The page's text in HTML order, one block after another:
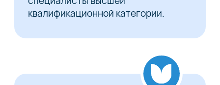
квалификационной категории.